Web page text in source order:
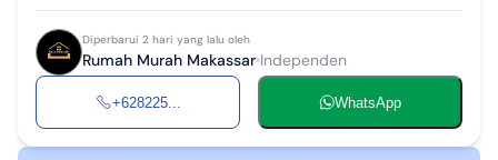
Diperbarui 2 hari yang lalu oleh
Rumah Murah Makassar Independen
+628225... WhatsApp